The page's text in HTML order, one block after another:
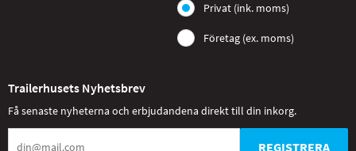
Privat (ink. moms)
Företag (ex. moms)
Trailerhusets Nyhetsbrev
Få senaste nyheterna och erbjudandena direkt till din inkorg.
REGISTRERA